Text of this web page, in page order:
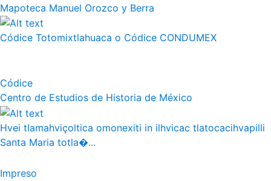
Mapoteca Manuel Orozco y Berra
Códice Totomixtlahuaca o Códice CONDUMEX
Códice
Centro de Estudios de Historia de México
Hvei tlamahviçoltica omonexiti in ilhvicac tlatocacihvapilli
Santa Maria totla�...
Impreso